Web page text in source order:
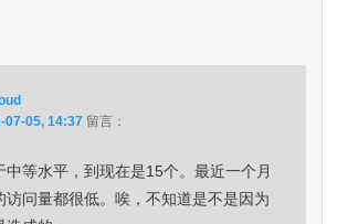
07-05, 14:37 留言：
中等水平，到现在是15个。最近一个月
访问量都很低。唉，不知道是不是因为